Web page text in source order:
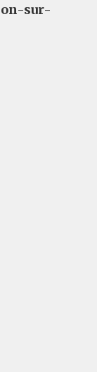
sur-